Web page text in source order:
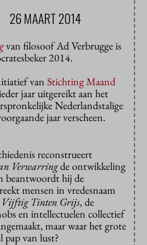
26 MAART 2014
van filosoof Ad Verbrugge is
2014.
van Stichting Maand
jaar uitgereikt aan het
Nederlandstalige
jaar verscheen.
reconstrueert
Verwarringde ontwikkeling
beantwoordt hij de
mensen in vredesnaam
Vijftig Tinten Grijs, de
en intellectuelen collectief
maar waar het grote
pap van lust?